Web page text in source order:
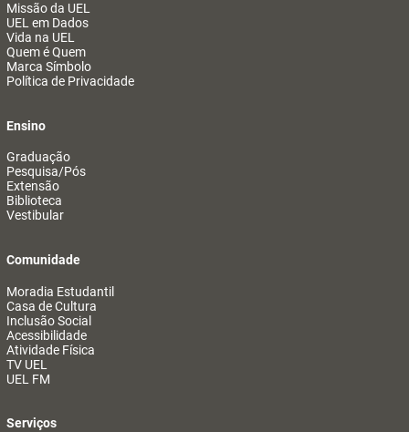
Missão da UEL
UEL em Dados
Vida na UEL
Quem é Quem
Marca Símbolo
Política de Privacidade
Ensino
Graduação
Pesquisa/Pós
Extensão
Biblioteca
Vestibular
Comunidade
Moradia Estudantil
Casa de Cultura
Inclusão Social
Acessibilidade
Atividade Física
TV UEL
UEL FM
Serviços